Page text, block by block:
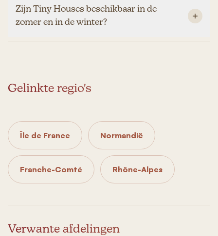
Zijn Tiny Houses beschikbaar in de
zomer en in de winter?
Gelinkte regio's
Île de France Normandië
Franche-Comté Rhône-Alpes
Verwante afdelingen